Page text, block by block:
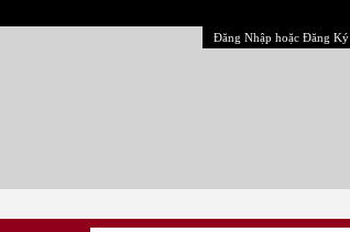
Đăng Nhập hoặc Đăng Ký